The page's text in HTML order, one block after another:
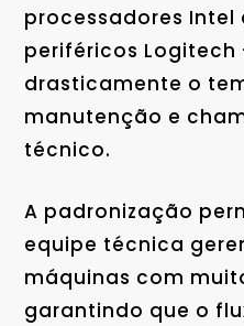
processadores
periféricos Logitech
drasticamente o
manutenção e
técnico.
A padronização
equipe técnica
máquinas com
garantindo que o